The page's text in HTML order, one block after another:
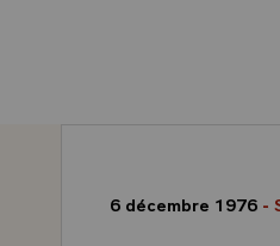
6 décembre 1976 -